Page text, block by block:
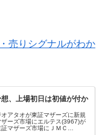
売りシグナルがわか
、上場初日は初値が付か
アタオが東証マザーズに新規
ザーズ市場にエルテス(3967)が
マザーズ市場にＪＭＣ